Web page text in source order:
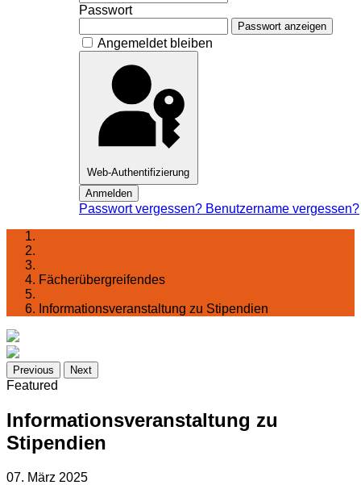
Passwort
Passwort anzeigen
Angemeldet bleiben
Web-Authentifizierung
Anmelden
Passwort vergessen? Benutzername vergessen?
Fächerübergreifendes
Informationsveranstaltung zu Stipendien
Previous Next
Featured
Informationsveranstaltung zu
Stipendien
07. März 2025